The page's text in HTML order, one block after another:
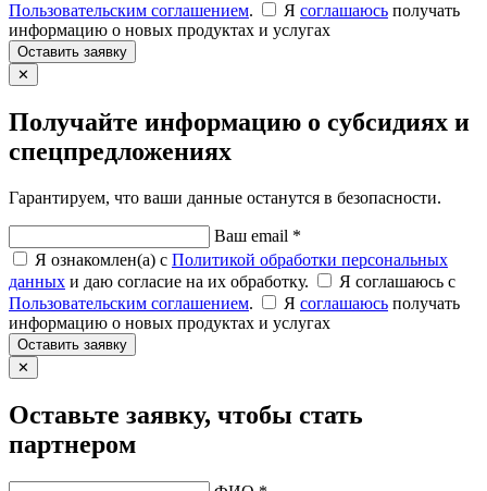
Пользовательским соглашением. Я соглашаюсь получать
информацию о новых продуктах и услугах
Оставить заявку
✕
Получайте информацию о субсидиях и
спецпредложениях
Гарантируем, что ваши данные останутся в безопасности.
Ваш email *
Я ознакомлен(а) с Политикой обработки персональных
данных и даю согласие на их обработку.
Я соглашаюсь c
Пользовательским соглашением. Я соглашаюсь получать
информацию о новых продуктах и услугах
Оставить заявку
✕
Оставьте заявку, чтобы стать
партнером